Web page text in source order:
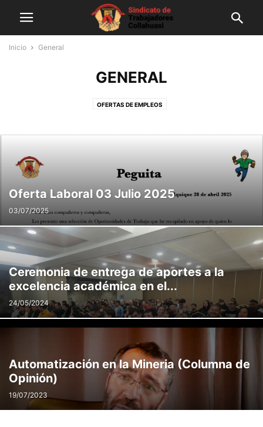
Inicio General
GENERAL
OFERTAS DE EMPLEOS
Oferta Laboral 03 Julio 2025
03/07/2025
Ceremonia de entrega de aportes a la
excelencia académica en el...
24/05/2024
Automatización en la Mineria (Columna de
Opinión)
19/07/2023